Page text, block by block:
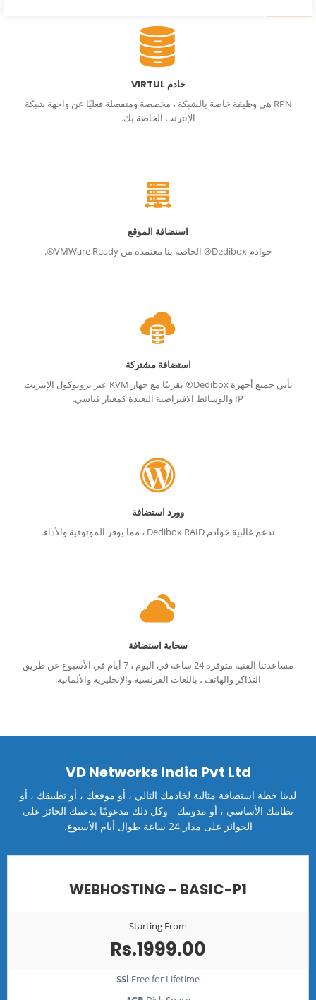
خادم VIRTUL
RPN هي وظيفة خاصة بالشبكة ، مخصصة ومنفصلة فعليًا عن واجهة شبكة
الإنترنت الخاصة بك.
استضافة الموقع
خوادم Dedibox® الخاصة بنا معتمدة من VMWare Ready®.
استضافة مشتركة
تأتي جميع أجهزة Dedibox® تقريبًا مع جهاز KVM عبر بروتوكول الإنترنت
IP والوسائط الافتراضية البعيدة كمعيار قياسي.
وورد استضافة
تدعم غالبية خوادم Dedibox RAID ، مما يوفر الموثوقية والأداء.
سحابة استضافة
مساعدتنا الفنية متوفرة 24 ساعة في اليوم ، 7 أيام في الأسبوع عن طريق
التذاكر والهاتف ، باللغات الفرنسية والإنجليزية والألمانية.
VD Networks India Pvt Ltd
لدينا خطة استضافة مثالية لخادمك التالي ، أو موقعك ، أو تطبيقك ، أو
نظامك الأساسي ، أو مدونتك - وكل ذلك مدعومًا بدعمك الحائز على
الجوائز على مدار 24 ساعة طوال أيام الأسبوع.
WEBHOSTING - BASIC-P1
Starting From
Rs.1999.00
SSl Free for Lifetime